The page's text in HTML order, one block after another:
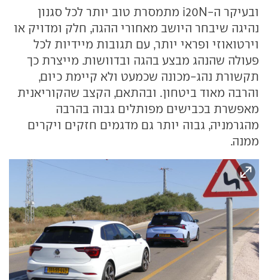
ובעיקר ה-i20N מתמסרת טוב יותר לכל סגנון
נהיגה שיבחר היושב מאחורי ההגה, חלק ומדויק או
וירטואוזי ופראי יותר, עם תגובות מיידיות לכל
פעולה שהנהג מבצע בהגה ובדוושות. מייצרת כך
תקשורת נהג-מכונה שכמעט ולא קיימת כיום,
והרבה מאוד ביטחון. ובהתאם, הקצב שהקוריאנית
מאפשרת בכבישים מפותלים גבוה בהרבה
מהגרמניה, גבוה יותר גם מדגמים חזקים ויקרים
ממנה.